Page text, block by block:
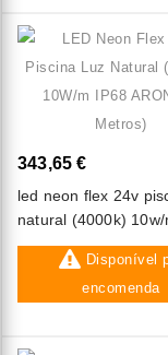
343,65 €
led neon flex 24v
natural (4000k)
aron (10 metros)
Disponível
encomenda